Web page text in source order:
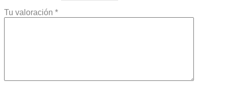
Tu valoración *